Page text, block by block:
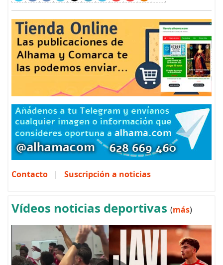
Contacto | Suscripción a noticias
Vídeos noticias deportivas (más)